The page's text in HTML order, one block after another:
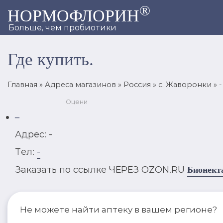
НОРМОФЛОРИН®
Больше, чем пробиотики
Где купить.
Главная » Адреса магазинов » Россия » с. Жаворонки » -
Оцени
–
Адрес: -
Тел: -
Заказать по ссылке ЧЕРЕЗ OZON.RU
Не можете найти аптеку в вашем регионе?